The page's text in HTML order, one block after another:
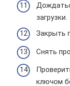
загрузки.
Закрыть
Снять
ключом